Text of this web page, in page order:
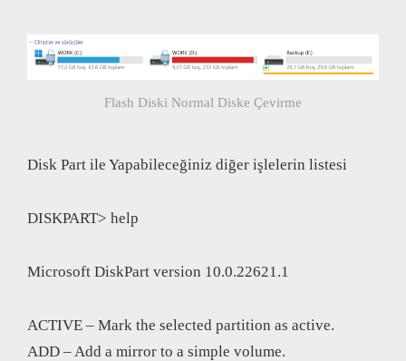
Flash Diski Normal Diske Çevirme
Disk Part ile Yapabileceğiniz diğer işlelerin listesi
DISKPART> help
Microsoft DiskPart version 10.0.22621.1
ACTIVE – Mark the selected partition as active.
ADD – Add a mirror to a simple volume.